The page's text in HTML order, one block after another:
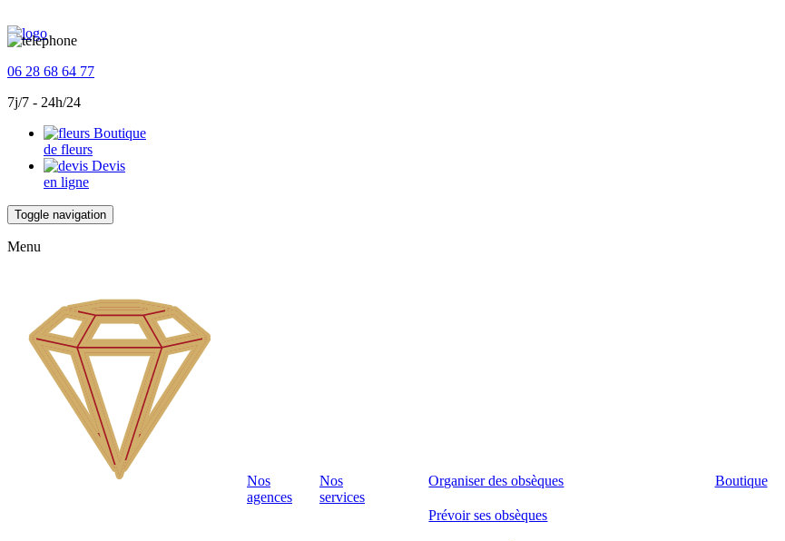
06 28 68 64 77
7j/7 - 24h/24
Boutique
de fleurs
Devis
en ligne
Toggle navigation
Menu
Nos
agences
Nos
services
Organiser des obsèques
Prévoir ses obsèques
Boutique